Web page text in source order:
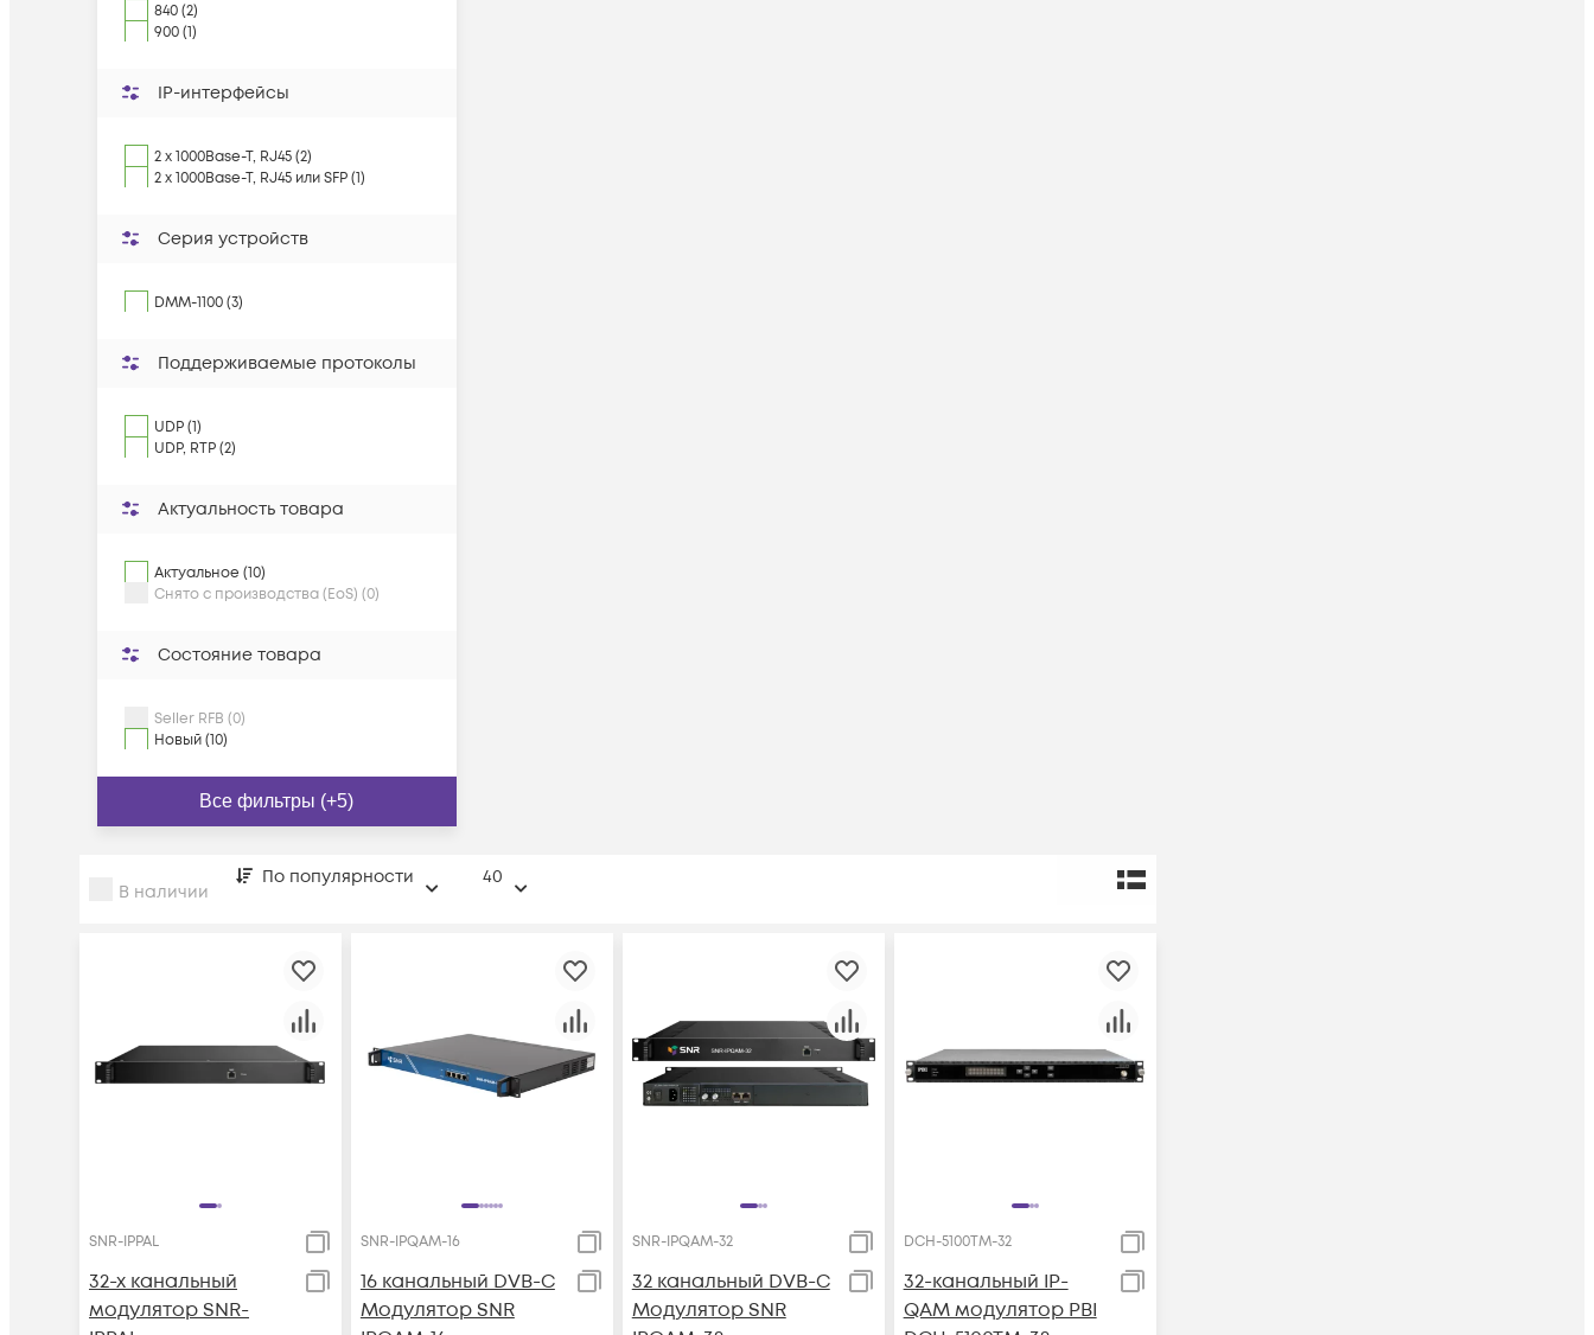
840 (2)
900 (1)
IP-интерфейсы
2 х 1000Base-T, RJ45 (2)
2 х 1000Base-T, RJ45 или SFP (1)
Серия устройств
DMM-1100 (3)
Поддерживаемые протоколы
UDP (1)
UDP, RTP (2)
Актуальность товара
Актуальное (10)
Снято с производства (EoS) (0)
Состояние товара
Seller RFB (0)
Новый (10)
Все фильтры (+5)
В наличии
По популярности 40
SNR-IPPAL
32-х канальный
модулятор SNR-
SNR-IPQAM-16
16 канальный DVB-C
Модулятор SNR
SNR-IPQAM-32
32 канальный DVB-C
Модулятор SNR
DCH-5100TM-32
32-канальный IP-
QAM модулятор PBI